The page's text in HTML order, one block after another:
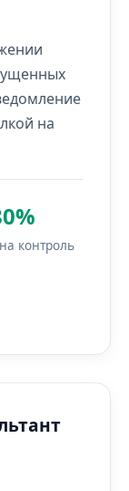
на
контроль